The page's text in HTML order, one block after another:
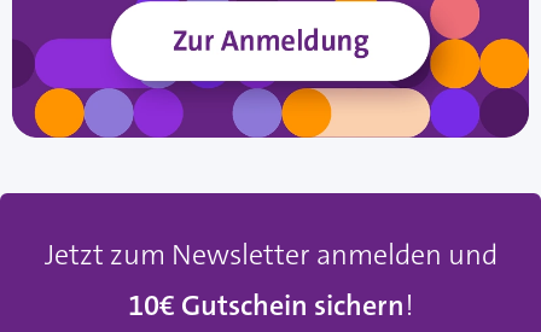
Jetzt zum Newsletter anmelden und
10€ Gutschein sichern!